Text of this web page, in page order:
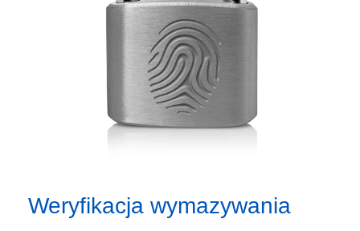
Weryfikacja wymazywania